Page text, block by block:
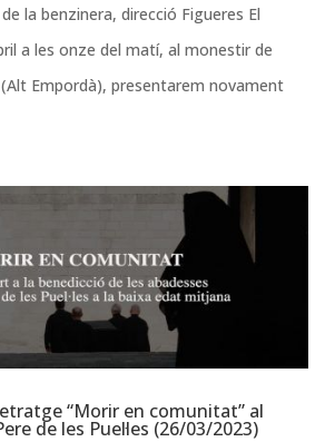
la benzinera, direcció Figueres El
a les onze del matí, al monestir de
Empordà), presentarem novament
“Morir en comunitat” al
de les Puel·les (26/03/2023)